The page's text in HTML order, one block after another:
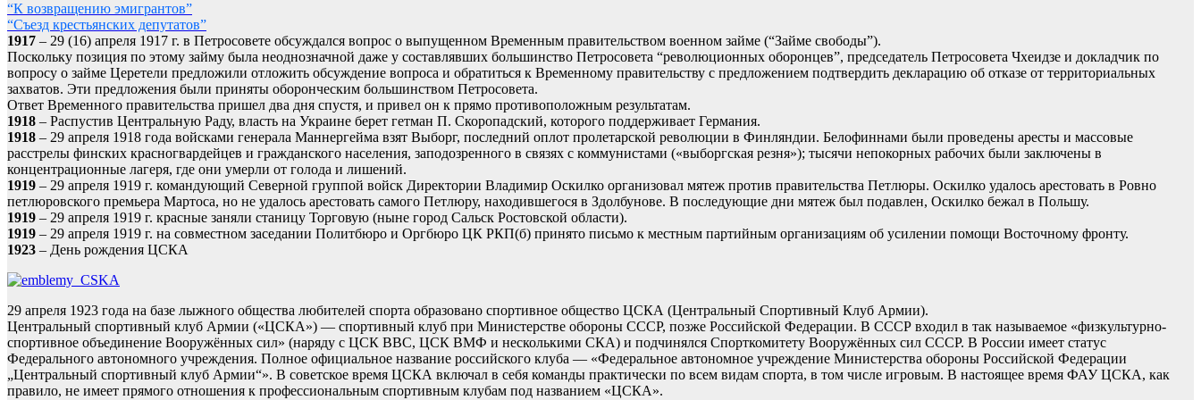
“К возвращению эмигрантов”
“Съезд крестьянских депутатов”
1917 – 29 (16) апреля 1917 г. в Петросовете обсуждался вопрос о выпущенном Временным правительством военном займе (“Займе свободы”).
Поскольку позиция по этому займу была неоднозначной даже у составлявших большинство Петросовета “революционных оборонцев”, председатель Петросовета Чхеидзе и докладчик по
вопросу о займе Церетели предложили отложить обсуждение вопроса и обратиться к Временному правительству с предложением подтвердить декларацию об отказе от территориальных
захватов. Эти предложения были приняты оборонческим большинством Петросовета.
Ответ Временного правительства пришел два дня спустя, и привел он к прямо противоположным результатам.
1918 – Распустив Центральную Раду, власть на Украине берет гетман П. Скоропадский, которого поддерживает Германия.
1918 – 29 апреля 1918 года войсками генерала Маннергейма взят Выборг, последний оплот пролетарской революции в Финляндии. Белофиннами были проведены аресты и массовые
расстрелы финских красногвардейцев и гражданского населения, заподозренного в связях с коммунистами («выборгская резня»); тысячи непокорных рабочих были заключены в
концентрационные лагеря, где они умерли от голода и лишений.
1919 – 29 апреля 1919 г. командующий Северной группой войск Директории Владимир Оскилко организовал мятеж против правительства Петлюры. Оскилко удалось арестовать в Ровно
петлюровского премьера Мартоса, но не удалось арестовать самого Петлюру, находившегося в Здолбунове. В последующие дни мятеж был подавлен, Оскилко бежал в Польшу.
1919 – 29 апреля 1919 г. красные заняли станицу Торговую (ныне город Сальск Ростовской области).
1919 – 29 апреля 1919 г. на совместном заседании Политбюро и Оргбюро ЦК РКП(б) принято письмо к местным партийным организациям об усилении помощи Восточному фронту.
1923 – День рождения ЦСКА
29 апреля 1923 года на базе лыжного общества любителей спорта образовано спортивное общество ЦСКА (Центральный Спортивный Клуб Армии).
Центральный спортивный клуб Армии («ЦСКА») — спортивный клуб при Министерстве обороны СССР, позже Российской Федерации. В СССР входил в так называемое «физкультурно-
спортивное объединение Вооружённых сил» (наряду с ЦСК ВВС, ЦСК ВМФ и несколькими СКА) и подчинялся Спорткомитету Вооружённых сил СССР. В России имеет статус
Федерального автономного учреждения. Полное официальное название российского клуба — «Федеральное автономное учреждение Министерства обороны Российской Федерации
„Центральный спортивный клуб Армии“». В советское время ЦСКА включал в себя команды практически по всем видам спорта, в том числе игровым. В настоящее время ФАУ ЦСКА, как
правило, не имеет прямого отношения к профессиональным спортивным клубам под названием «ЦСКА».